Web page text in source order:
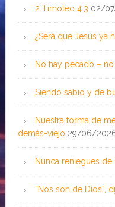
2 Timoteo 4:3 02/
¿Será que Jesús ya
No hay pecado –
Siendo sabio y de
Nuestra forma de
demás-viejo 29/06/
Nunca reniegues de
“Nos son de Dios”,